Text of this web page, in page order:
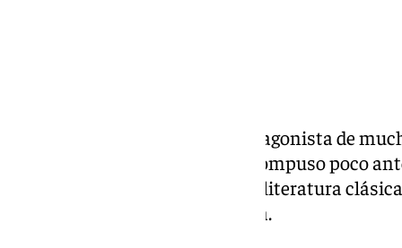
La heroína de Eurípides es protagonista de
incluso del mismo Gluck, que compuso poco
«fascinado por la mitología y la literatura
personajes de la guerra de Troya.